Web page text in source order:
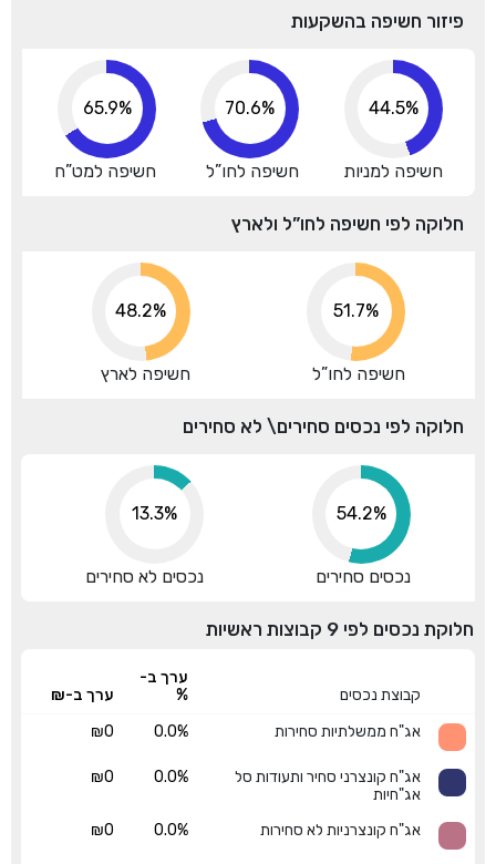
פיזור חשיפה בהשקעות
44.5%
חשיפה למניות
80.1%
חשיפה לחו”ל
74.7%
חשיפה למט”ח
חלוקה לפי חשיפה לחו”ל ולארץ
51.7%
חשיפה לחו”ל
48.2%
חשיפה לארץ
חלוקה לפי נכסים סחירים\ לא סחירים
62.7%
נכסים סחירים
13.3%
נכסים לא סחירים
חלוקת נכסים לפי 9 קבוצות ראשיות
קבוצת נכסים
ערך ב-
%
ערך ב-₪
אג"ח ממשלתיות סחירות
0.0%
₪0
אג"ח קונצרני סחיר ותעודות סל
אג"חיות
0.0%
₪0
אג"ח קונצרניות לא סחירות 0.0%
₪0